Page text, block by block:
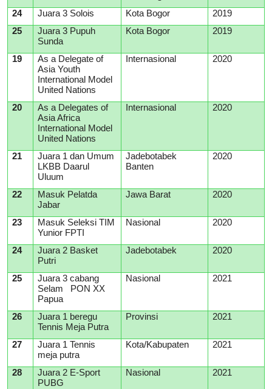
24
Juara 3 Solois Kota Bogor
2019
25
Juara 3 Pupuh
Sunda
Kota Bogor 2019
19
As a Delegate of
Asia Youth
International Model
United Nations
Internasional 2020
20
As a Delegates of
Asia Africa
International Model
United Nations
Internasional 2020
21
Juara 1 dan Umum
LKBB Daarul
Uluum
Jadebotabek
Banten
2020
22
Masuk Pelatda
Jabar
Jawa Barat 2020
23
Masuk Seleksi TIM
Yunior FPTI
Nasional 2020
24
Juara 2 Basket
Putri
Jadebotabek 2020
25
Juara 3 cabang
Selam PON XX
Papua
Nasional 2021
26
Juara 1 beregu
Tennis Meja Putra
Provinsi 2021
27
Juara 1 Tennis
meja putra
Kota/Kabupaten 2021
28
Juara 2 E-Sport
PUBG
Nasional 2021